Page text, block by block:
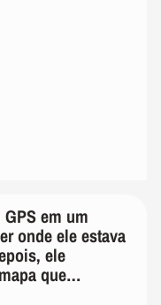
em um
onde ele estava
ele
que